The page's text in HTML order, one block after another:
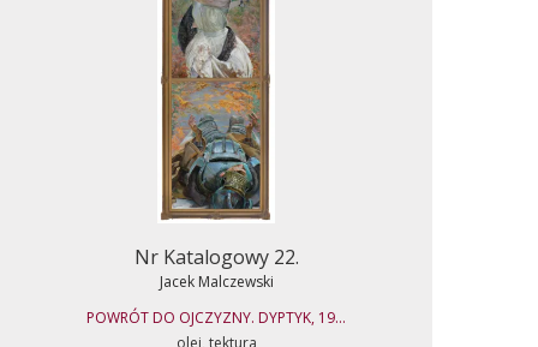
Nr Katalogowy 22.
Jacek Malczewski
POWRÓT DO OJCZYZNY. DYPTYK, 19...
olej, tektura